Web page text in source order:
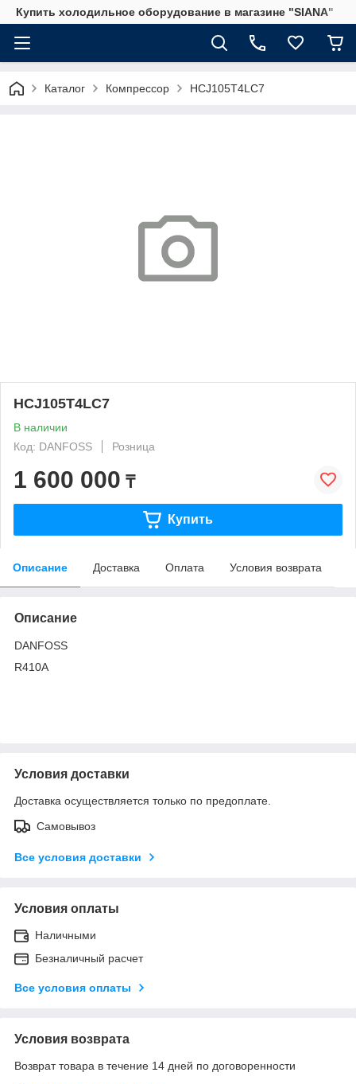
Купить холодильное оборудование в магазине "SIANA"
Каталог Компрессор HCJ105T4LC7
HCJ105T4LC7
В наличии
Код: DANFOSS
Розница
1 600 000 ₸
Купить
Описание Доставка Оплата Условия возврата
Описание
DANFOSS
R410A
Условия доставки
Доставка осуществляется только по предоплате.
Самовывоз
Все условия доставки
Условия оплаты
Наличными
Безналичный расчет
Все условия оплаты
Условия возврата
Возврат товара в течение 14 дней по договоренности